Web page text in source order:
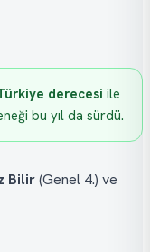
derecesi ile
bu yıl da sürdü.
Bilir